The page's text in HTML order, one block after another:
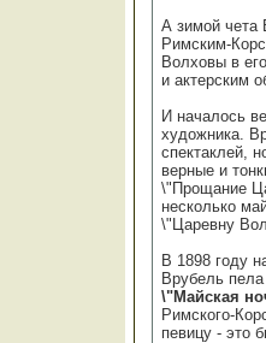
А зимой чета
Римским-
Волховы в
и актерским
И началось
художника.
спектаклей,
верные и
\"Прощание
несколько
\"Царевну
B 1898 году
Врубель
\"Майская
Римского-
певицу - это